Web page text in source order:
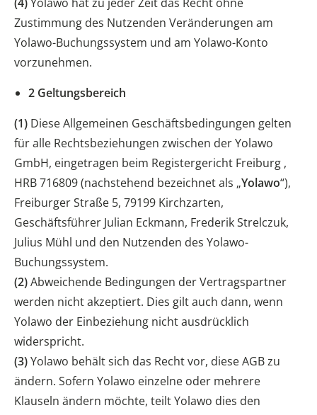
Zustimmung des Nutzenden Veränderungen am
Yolawo-Buchungssystem und am Yolawo-Konto
vorzunehmen.
2 Geltungsbereich
(1) Diese Allgemeinen Geschäftsbedingungen gelten
für alle Rechtsbeziehungen zwischen der Yolawo
GmbH, eingetragen beim Registergericht Freiburg ,
HRB 716809 (nachstehend bezeichnet als „Yolawo“),
Freiburger Straße 5, 79199 Kirchzarten,
Geschäftsführer Julian Eckmann, Frederik Strelczuk,
Julius Mühl und den Nutzenden des Yolawo-
Buchungssystem.
(2)Abweichende Bedingungen der Vertragspartner
werden nicht akzeptiert. Dies gilt auch dann, wenn
Yolawo der Einbeziehung nicht ausdrücklich
widerspricht.
(3)Yolawo behält sich das Recht vor, diese AGB zu
ändern. Sofern Yolawo einzelne oder mehrere
Klauseln ändern möchte, teilt Yolawo dies den